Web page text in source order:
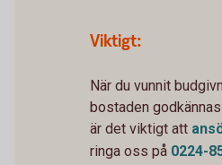
Viktigt:
När du vunnit
bostaden
är det viktigt att
ringa oss på 0224-